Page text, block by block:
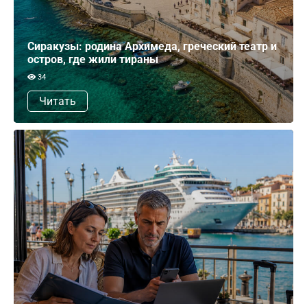
Сиракузы: родина Архимеда, греческий театр и
остров, где жили тираны
34
Читать